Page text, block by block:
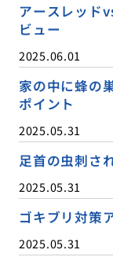
アースレッド
ビュー
2025.06.01
家の中に蜂の
ポイント
2025.05.31
足首の虫刺さ
2025.05.31
ゴキブリ対策
2025.05.31